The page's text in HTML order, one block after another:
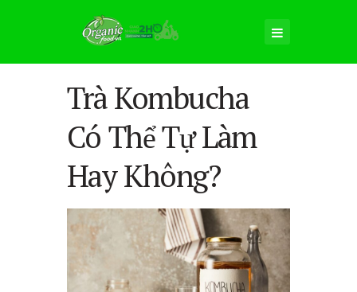
Trà Kombucha
Có Thể Tự Làm
Hay Không?